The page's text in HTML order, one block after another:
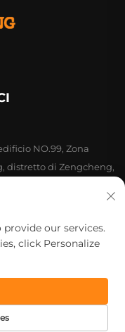
NO.99, Zona
distretto di Zengcheng,
Printing Co., Ltd. Tutti
our services.
click Personalize